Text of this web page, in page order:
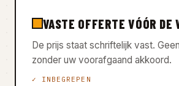
VASTE OFFERTE VÓÓR DE
De prijs staat schriftelijk vast.
zonder uw voorafgaand akkoord.
✓ INBEGREPEN